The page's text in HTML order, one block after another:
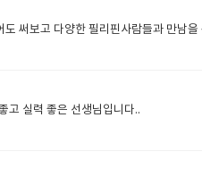
써보고 다양한 필리핀사람들과 만남
고 실력 좋은 선생님입니다..​